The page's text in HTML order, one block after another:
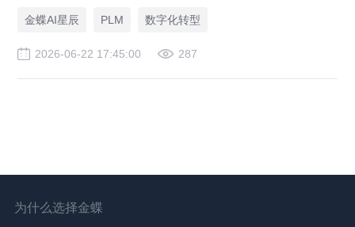
金蝶AI星辰 PLM 数字化转型
2026-06-22 17:45:00 287
为什么选择金蝶